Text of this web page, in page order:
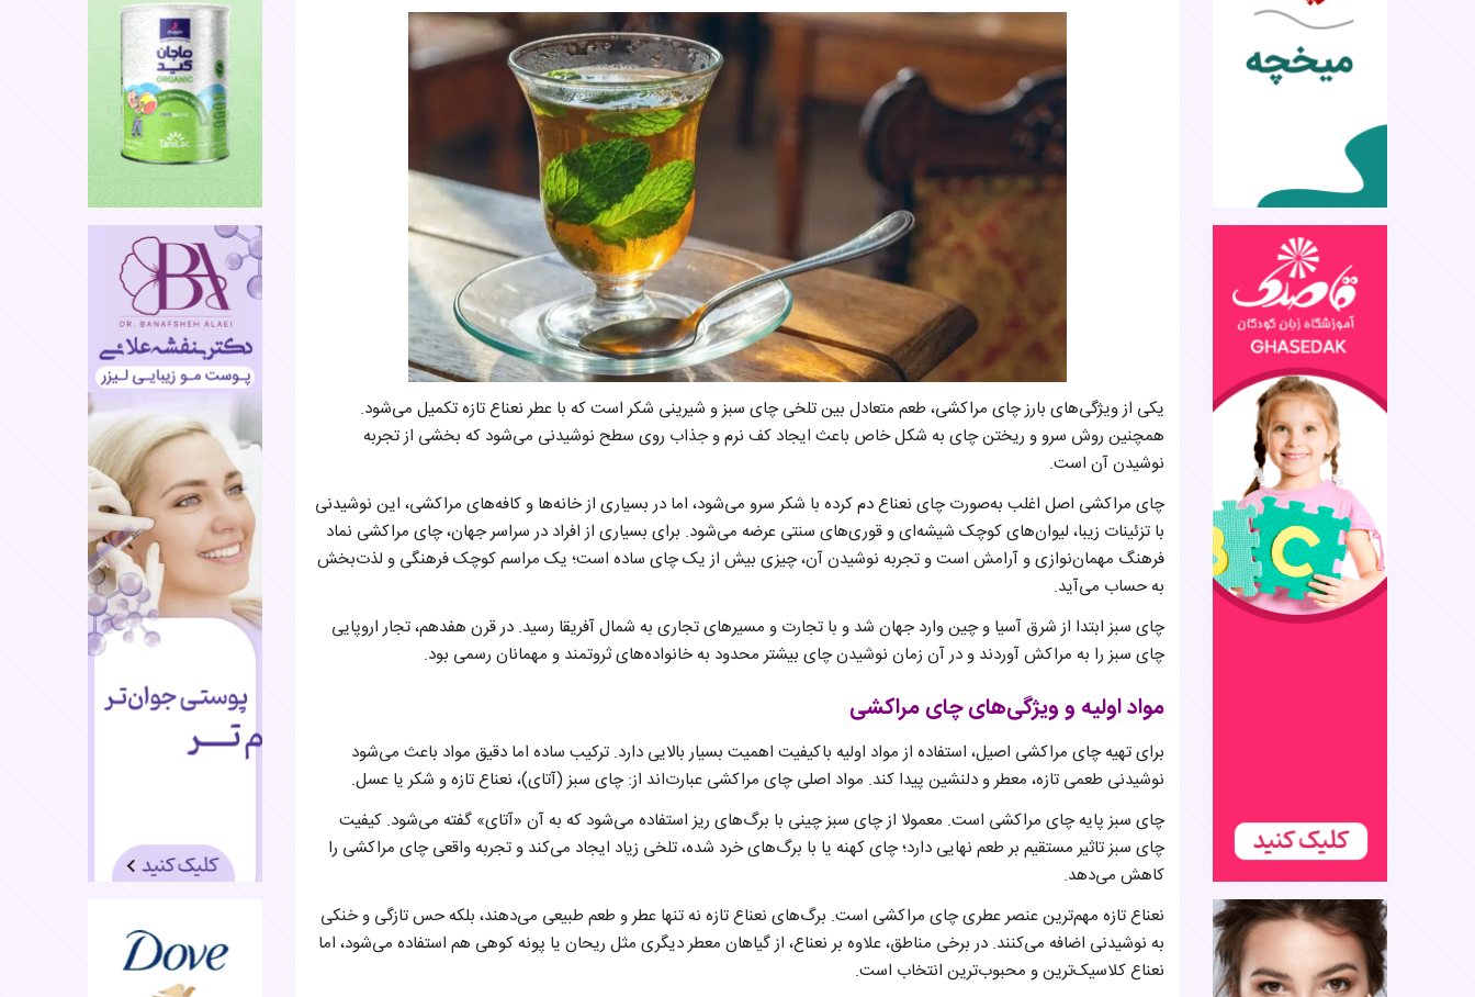
یکی از ویژگی‌های بارز چای مراکشی، طعم متعادل بین تلخی چای سبز و شیرینی شکر است که با عطر نعناع تازه تکمیل می‌شود.
همچنین روش سرو و ریختن چای به شکل خاص باعث ایجاد کف نرم و جذاب روی سطح نوشیدنی می‌شود که بخشی از تجربه
نوشیدن آن است.
چای مراکشی اصل اغلب به‌صورت چای نعناع دم کرده با شکر سرو می‌شود، اما در بسیاری از خانه‌ها و کافه‌های مراکشی، این نوشیدنی
با تزئینات زیبا، لیوان‌های کوچک شیشه‌ای و قوری‌های سنتی عرضه می‌شود. برای بسیاری از افراد در سراسر جهان، چای مراکشی نماد
فرهنگ مهمان‌نوازی و آرامش است و تجربه نوشیدن آن، چیزی بیش از یک چای ساده است؛ یک مراسم کوچک فرهنگی و لذت‌بخش
به حساب می‌آید.
چای سبز ابتدا از شرق آسیا و چین وارد جهان شد و با تجارت و مسیرهای تجاری به شمال آفریقا رسید. در قرن هفدهم، تجار اروپایی
چای سبز را به مراکش آوردند و در آن زمان نوشیدن چای بیشتر محدود به خانواده‌های ثروتمند و مهمانان رسمی بود.
مواد اولیه و ویژگی‌های چای مراکشی
برای تهیه چای مراکشی اصیل، استفاده از مواد اولیه باکیفیت اهمیت بسیار بالایی دارد. ترکیب ساده اما دقیق مواد باعث می‌شود
نوشیدنی طعمی تازه، معطر و دلنشین پیدا کند. مواد اصلی چای مراکشی عبارت‌اند از: چای سبز (آتای)، نعناع تازه و شکر یا عسل.
چای سبز پایه چای مراکشی است. معمولا از چای سبز چینی با برگ‌های ریز استفاده می‌شود که به آن «آتای» گفته می‌شود. کیفیت
چای سبز تاثیر مستقیم بر طعم نهایی دارد؛ چای کهنه یا با برگ‌های خرد شده، تلخی زیاد ایجاد می‌کند و تجربه واقعی چای مراکشی را
کاهش می‌دهد.
نعناع تازه مهم‌ترین عنصر عطری چای مراکشی است. برگ‌های نعناع تازه نه تنها عطر و طعم طبیعی می‌دهند، بلکه حس تازگی و خنکی
به نوشیدنی اضافه می‌کنند. در برخی مناطق، علاوه بر نعناع، از گیاهان معطر دیگری مثل ریحان یا پونه کوهی هم استفاده می‌شود، اما
نعناع کلاسیک‌ترین و محبوب‌ترین انتخاب است.